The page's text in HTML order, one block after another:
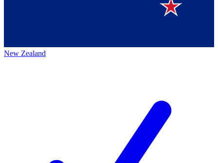
New Zealand